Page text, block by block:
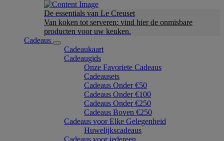
De essentials van Le Creuset
Van koken tot serveren: vind hier de onmisbare
producten voor uw keuken.
Cadeaus
Cadeaukaart
Cadeaugids
Onze Favoriete Cadeaus
Cadeausets
Cadeaus Onder €50
Cadeaus Onder €100
Cadeaus Onder €250
Cadeaus Boven €250
Cadeaus voor Elke Gelegenheid
Huwelijkscadeaus
Cadeaus voor iedereen